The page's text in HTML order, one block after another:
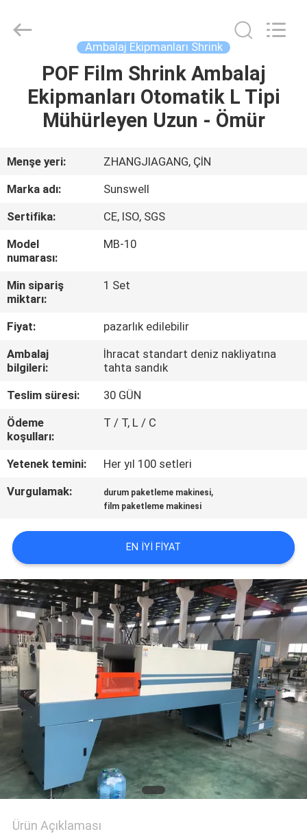
ÜRÜN:%
VİDEOLAR
HAKKIMIZDA
TURU
KALITE
KONTROL
BIZIMLE
ILETIŞIME
HABERLER
BIR
TEKLIF
ISTEĞI
SITE
HARITASI
PRIVACY
POLICY
Ambalaj Ekipmanları Shrink
POF Film Shrink Ambalaj
Ekipmanları Otomatik L Tipi
Mühürleyen Uzun - Ömür
Menşe yeri:
ZHANGJIAGANG, ÇİN
Marka adı:
Sunswell
Sertifika:
CE, ISO, SGS
Model
numarası:
MB-10
Min sipariş
miktarı:
1 Set
Fiyat:
pazarlık edilebilir
Ambalaj
bilgileri:
İhracat standart deniz nakliyatına
tahta sandık
Teslim süresi:
30 GÜN
Ödeme
koşulları:
T / T, L / C
Yetenek temini:
Her yıl 100 setleri
Vurgulamak:
durum paketleme makinesi,
film paketleme makinesi
EN IYI FIYAT
Ürün Açıklaması